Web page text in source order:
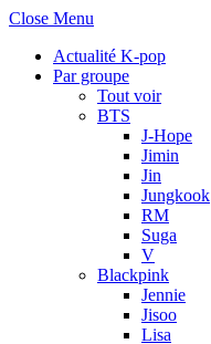
Close Menu
Actualité K-pop
Par groupe
Tout voir
BTS
J-Hope
Jimin
Jin
Jungkook
RM
Suga
V
Blackpink
Jennie
Jisoo
Lisa